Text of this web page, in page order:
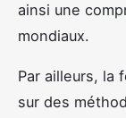
ainsi une
mondiaux.
Par ailleurs, la
sur des